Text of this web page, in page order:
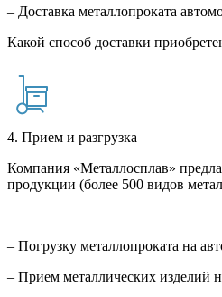
– Доставка металлопроката
Какой способ доставки
4. Прием и разгрузка
Компания «Металлосплав»
продукции (более 500 видов
– Погрузку металлопроката на
– Прием металлических изделий